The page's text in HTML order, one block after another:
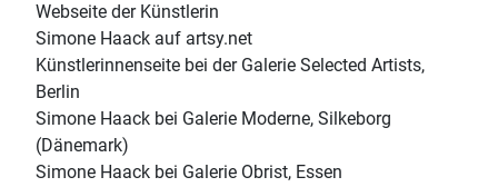
Webseite der Künstlerin
Simone Haack auf artsy.net
Künstlerinnenseite bei der Galerie Selected Artists,
Berlin
Simone Haack bei Galerie Moderne, Silkeborg
(Dänemark)
Simone Haack bei Galerie Obrist, Essen